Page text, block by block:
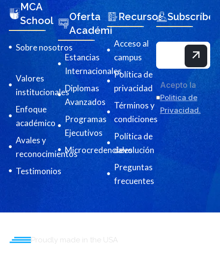
MCA
School
Sobre nosotros
Valores
institucionales
Enfoque
académico
Avales y
reconocimientos
Testimonios
Oferta
Académica
Estancias
Internacionales
Diplomas
Avanzados
Programas
Ejecutivos
Microcredenciales
Recursos
Acceso al
campus
Política de
privacidad
Términos y
condiciones
Política de
devolución
Preguntas
frecuentes
Acepto la
Politica de
Privacidad.
Proudly made in the USA